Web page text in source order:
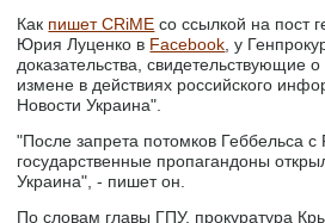
Как пишет CRiME со ссылкой на пост
Юрия Луценко в Facebook , у
доказательства, свидетельствующие о
измене в действиях российского
Новости Украина".
"После запрета потомков Геббельса
государственные пропагандоны
Украина", - пишет он.
По словам главы ГПУ, прокуратура